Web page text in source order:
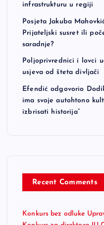
infrastrukturu u regiji
Posjeta Jakuba
Prijateljski susret ili
saradnje?
Poljoprivrednici i lovci
usjeva od šteta divljači
Efendić odgovorio
ima svoje autohtono
izbrisati historija“
Recent Comments
Konkurs bez odluke